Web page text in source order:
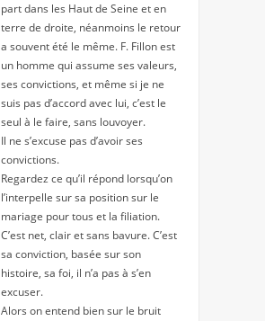
part dans les Haut de Seine et en
terre de droite, néanmoins le retour
a souvent été le même. F. Fillon est
un homme qui assume ses valeurs,
ses convictions, et même si je ne
suis pas d’accord avec lui, c’est le
seul à le faire, sans louvoyer.
Il ne s’excuse pas d’avoir ses
convictions.
Regardez ce qu’il répond lorsqu’on
l’interpelle sur sa position sur le
mariage pour tous et la filiation.
C’est net, clair et sans bavure. C’est
sa conviction, basée sur son
histoire, sa foi, il n’a pas à s’en
excuser.
Alors on entend bien sur le bruit